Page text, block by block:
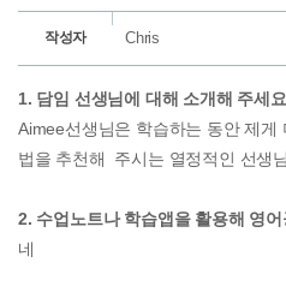
작성자 Chris
1. 담임 선생님에 대해 소개해 주세
Aimee선생님은 학습하는 동안 제게
법을 추천해 주시는 열정적인 선생
2. 수업노트나 학습앱을 활용해 영
네